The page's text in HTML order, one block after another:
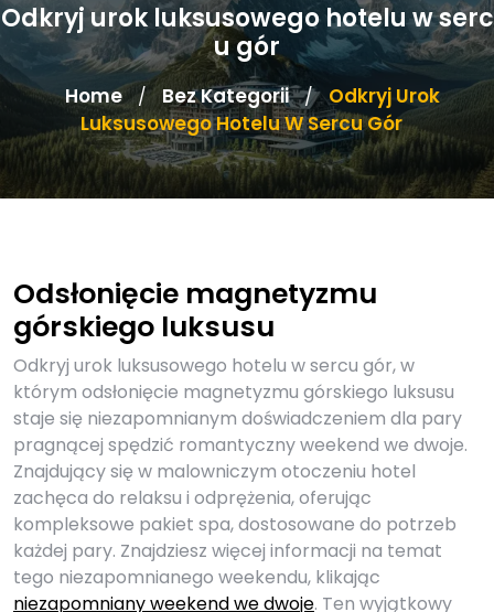
Odkryj urok luksusowego hotelu w serc
u gór
Home / Bez Kategorii / Odkryj Urok
Luksusowego Hotelu W Sercu Gór
Odsłonięcie magnetyzmu
górskiego luksusu
Odkryj urok luksusowego hotelu w sercu gór, w
którym odsłonięcie magnetyzmu górskiego luksusu
staje się niezapomnianym doświadczeniem dla pary
pragnącej spędzić romantyczny weekend we dwoje.
Znajdujący się w malowniczym otoczeniu hotel
zachęca do relaksu i odprężenia, oferując
kompleksowe pakiet spa, dostosowane do potrzeb
każdej pary. Znajdziesz więcej informacji na temat
tego niezapomnianego weekendu, klikając
niezapomniany weekend we dwoje. Ten wyjątkowy